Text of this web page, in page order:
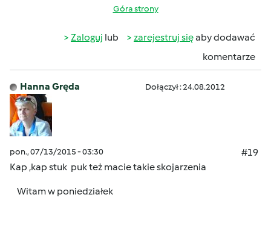
Góra strony
Zaloguj lub zarejestruj sięaby dodawać
komentarze
Hanna Gręda Dołączył : 24.08.2012
pon., 07/13/2015 - 03:30
#19
Kap ,kap stuk puk też macie takie skojarzenia
Witam w poniedziałek